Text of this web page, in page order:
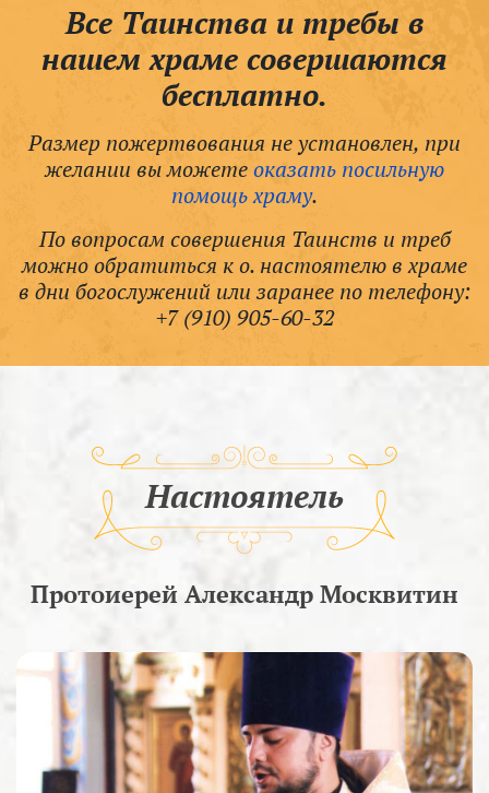
Все Таинства и требы в
нашем храме совершаются
бесплатно.
Размер пожертвования не установлен, при
желании вы можетеоказать посильную
помощь храму.
По вопросам совершения Таинств и треб
можно обратиться к о. настоятелю в храме
в дни богослужений или заранее по телефону:
+7 (910) 905-60-32
Настоятель
Протоиерей Александр Москвитин